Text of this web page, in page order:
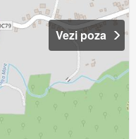
Vezi poza